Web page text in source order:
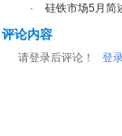
·
硅铁市场5月简
评论内容
请登录后评论！ 登